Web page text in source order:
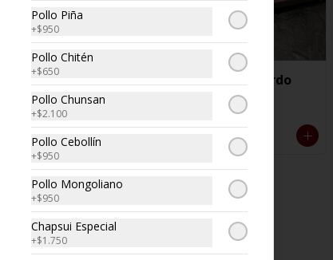
Hunan
$6.650
gyosas de cerdo
Pollo Piña
+$950
Pollo Chitén
+$650
Pollo Chunsan
+$2.100
Pollo Cebollín
+$950
Pollo Mongoliano
+$950
Chapsui Especial
+$1.750